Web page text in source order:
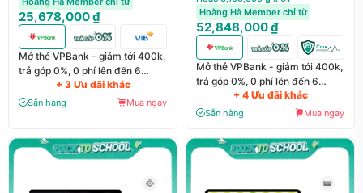
25,678,000 ₫
Mở thẻ VPBank - giảm tới 400k,
trả góp 0%, 0 phí lên đến 6
+ 3 Ưu đãi khác
Sẵn hàng Mua ngay
Hoàng Hà Member chỉ từ
52,848,000 ₫
Mở thẻ VPBank - giảm tới 400k,
trả góp 0%, 0 phí lên đến 6
+ 4 Ưu đãi khác
Sẵn hàng Mua ngay